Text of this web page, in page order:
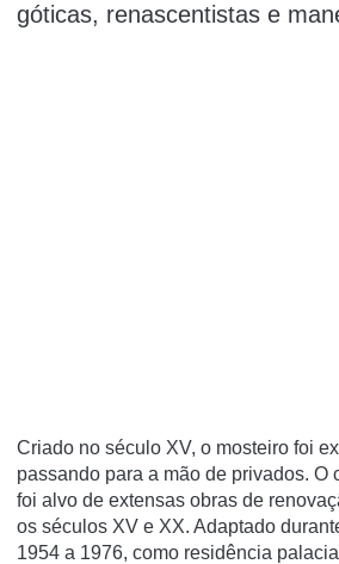
góticas, renascentistas e
Criado no século XV, o mosteiro foi
passando para a mão de privados. O
foi alvo de extensas obras de
os séculos XV e XX. Adaptado
1954 a 1976, como residência